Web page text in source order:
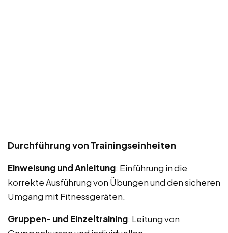
Durchführung von Trainingseinheiten
Einweisung und Anleitung: Einführung in die
korrekte Ausführung von Übungen und den sicheren
Umgang mit Fitnessgeräten.
Gruppen- und Einzeltraining: Leitung von